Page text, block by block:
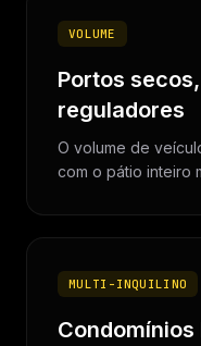
VOLUME
Portos
reguladores
O volume de
com o pátio inteiro
MULTI-INQUILINO